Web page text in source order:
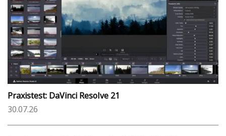
Praxistest: DaVinci Resolve 21
30.07.26